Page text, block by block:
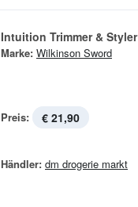
Intuition Trimmer & Styler
Marke: Wilkinson Sword
Preis: € 21,90
Händler: dm drogerie markt